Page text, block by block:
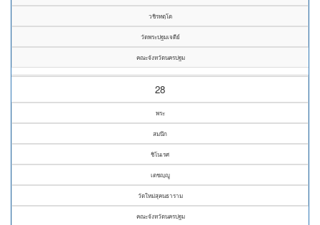
วชิรทตฺโต
วัดพระปฐมเจดีย์
คณะจังหวัดนครปฐม
28
พระ
สมนึก
ชิโนเรศ
เตชญฺญู
วัดใหม่สุคนธาราม
คณะจังหวัดนครปฐม